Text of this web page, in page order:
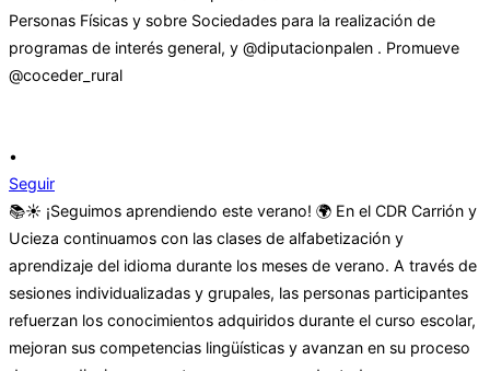
•
Seguir
📚☀️ ¡Seguimos aprendiendo este verano! 🌍 En el CDR Carrión y
Ucieza continuamos con las clases de alfabetización y
aprendizaje del idioma durante los meses de verano. A través de
sesiones individualizadas y grupales, las personas participantes
refuerzan los conocimientos adquiridos durante el curso escolar,
mejoran sus competencias lingüísticas y avanzan en su proceso